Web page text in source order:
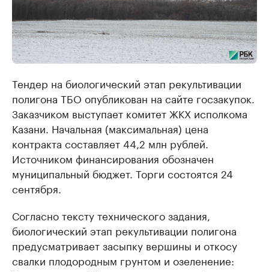
Тендер на биологический этап рекультивации
полигона ТБО опубликован на сайте госзакупок.
Заказчиком выступает комитет ЖКХ исполкома
Казани. Начальная (максимальная) цена
контракта составляет 44,2 млн рублей.
Источником финансирования обозначен
муниципальный бюджет. Торги состоятся 24
сентября.
Согласно тексту технического задания,
биологический этап рекультивации полигона
предусматривает засыпку вершины и откосу
свалки плодородным грунтом и озеленение: